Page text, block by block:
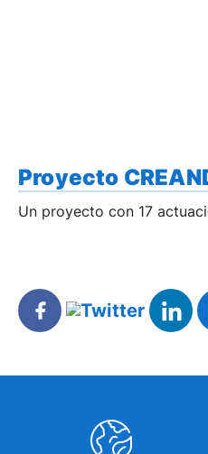
Proyecto
Un proyecto con 17